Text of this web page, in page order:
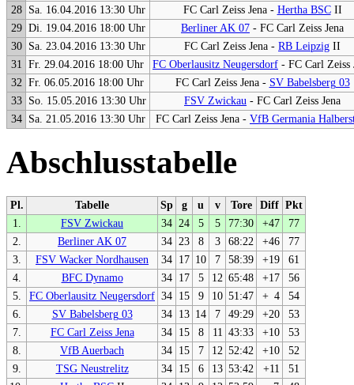
28
Sa. 16.04.2016 13:30 Uhr FC Carl Zeiss Jena - Hertha BSCII
29 Di. 19.04.2016 18:00 Uhr Berliner AK 07 - FC Carl Zeiss Jena
30
Sa. 23.04.2016 13:30 Uhr FC Carl Zeiss Jena - RB Leipzig II
31
Fr. 29.04.2016 18:00 Uhr FC Oberlausitz Neugersdorf - FC Carl Zeiss
32 Fr. 06.05.2016 18:00 Uhr FC Carl Zeiss Jena - SV Babelsberg 03
33
So. 15.05.2016 13:30 Uhr FSV Zwickau - FC Carl Zeiss Jena
34
Sa. 21.05.2016 13:30 Uhr FC Carl Zeiss Jena - VfB Germania
Abschlusstabelle
Pl. Tabelle Sp g u v Tore Diff Pkt
1.
FSV Zwickau 34 24 5 5 77:30 +47
77
2.
Berliner AK 07 34 23 8 3 68:22 +46
77
3.
FSV Wacker Nordhausen 34 17 10 7 58:39 +19
61
4.
BFC Dynamo 34 17 5 12 65:48 +17
56
5.
FC Oberlausitz Neugersdorf 34 15 9 10 51:47 + 4
54
6.
SV Babelsberg 03 34 13 14 7 49:29 +20
53
7.
FC Carl Zeiss Jena 34 15 8 11 43:33 +10
53
8.
VfB Auerbach 34 15 7 12 52:42 +10
52
9.
TSG Neustrelitz 34 15 6 13 53:42 +11
51